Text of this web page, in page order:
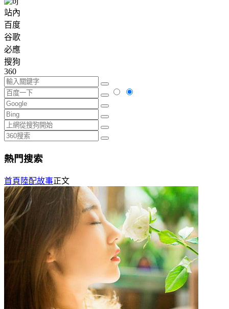
站內
百度
谷歌
必應
搜狗
360
熱門搜索
首頁 陸配故事正文